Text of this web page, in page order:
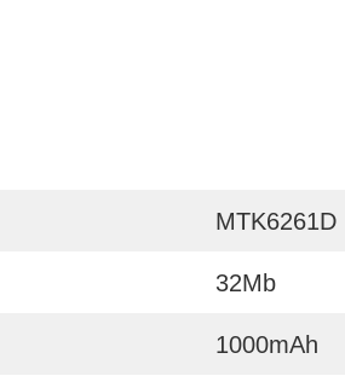
MTK6261D
32Mb
1000mAh